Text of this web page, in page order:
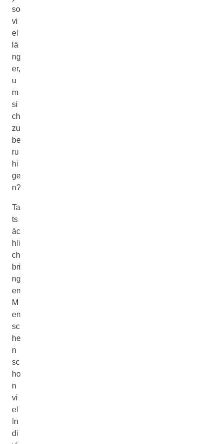
so
vi
el
lä
ng
er,
u
m
si
ch
zu
be
ru
hi
ge
n?
Ta
ts
äc
hli
ch
bri
ng
en
M
en
sc
he
n
sc
ho
n
vi
el
In
di